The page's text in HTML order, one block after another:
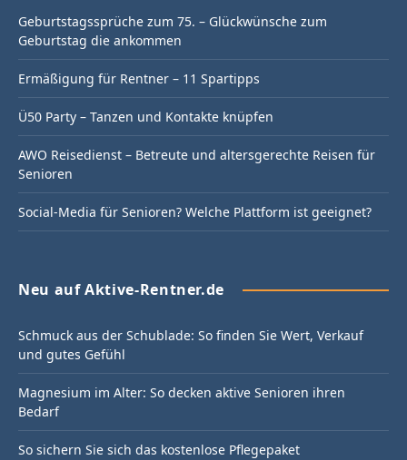
Geburtstagssprüche zum 75. – Glückwünsche zum
Geburtstag die ankommen
Ermäßigung für Rentner – 11 Spartipps
Ü50 Party – Tanzen und Kontakte knüpfen
AWO Reisedienst – Betreute und altersgerechte Reisen für
Senioren
Social-Media für Senioren? Welche Plattform ist geeignet?
Neu auf Aktive-Rentner.de
Schmuck aus der Schublade: So finden Sie Wert, Verkauf
und gutes Gefühl
Magnesium im Alter: So decken aktive Senioren ihren
Bedarf
So sichern Sie sich das kostenlose Pflegepaket